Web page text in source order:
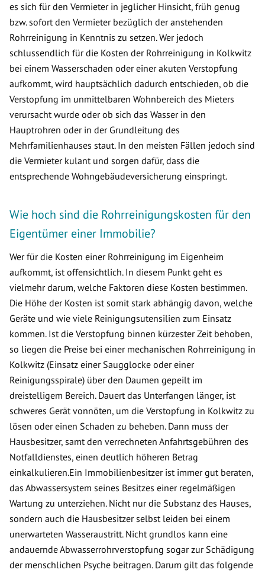
es sich für den Vermieter in jeglicher Hinsicht, früh genug
bzw. sofort den Vermieter bezüglich der anstehenden
Rohrreinigung in Kenntnis zu setzen. Wer jedoch
schlussendlich für die Kosten der Rohrreinigung in Kolkwitz
bei einem Wasserschaden oder einer akuten Verstopfung
aufkommt, wird hauptsächlich dadurch entschieden, ob die
Verstopfung im unmittelbaren Wohnbereich des Mieters
verursacht wurde oder ob sich das Wasser in den
Hauptrohren oder in der Grundleitung des
Mehrfamilienhauses staut. In den meisten Fällen jedoch sind
die Vermieter kulant und sorgen dafür, dass die
entsprechende Wohngebäudeversicherung einspringt.
Wie hoch sind die Rohrreinigungskosten für den
Eigentümer einer Immobilie?
Wer für die Kosten einer Rohrreinigung im Eigenheim
aufkommt, ist offensichtlich. In diesem Punkt geht es
vielmehr darum, welche Faktoren diese Kosten bestimmen.
Die Höhe der Kosten ist somit stark abhängig davon, welche
Geräte und wie viele Reinigungsutensilien zum Einsatz
kommen. Ist die Verstopfung binnen kürzester Zeit behoben,
so liegen die Preise bei einer mechanischen Rohrreinigung in
Kolkwitz (Einsatz einer Saugglocke oder einer
Reinigungsspirale) über den Daumen gepeilt im
dreistelligem Bereich. Dauert das Unterfangen länger, ist
schweres Gerät vonnöten, um die Verstopfung in Kolkwitz zu
lösen oder einen Schaden zu beheben. Dann muss der
Hausbesitzer, samt den verrechneten Anfahrtsgebühren des
Notfalldienstes, einen deutlich höheren Betrag
einkalkulieren.Ein Immobilienbesitzer ist immer gut beraten,
das Abwassersystem seines Besitzes einer regelmäßigen
Wartung zu unterziehen. Nicht nur die Substanz des Hauses,
sondern auch die Hausbesitzer selbst leiden bei einem
unerwarteten Wasseraustritt. Nicht grundlos kann eine
andauernde Abwasserrohrverstopfung sogar zur Schädigung
der menschlichen Psyche beitragen. Darum gilt das folgende